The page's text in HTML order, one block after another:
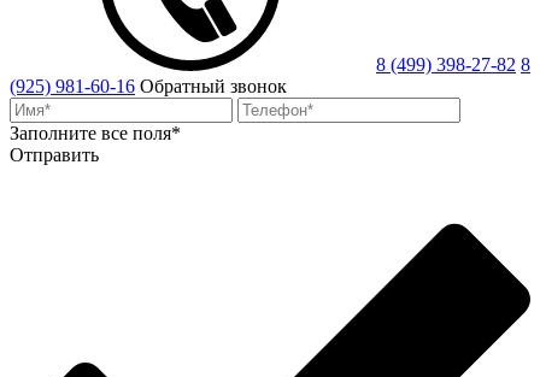
8 (499) 398-27-82 8
(925) 981-60-16 Обратный звонок
Заполните все поля*
Отправить